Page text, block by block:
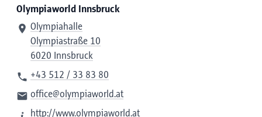
Olympiaworld Innsbruck
Olympiahalle
Olympiastraße 10
6020 Innsbruck
+43 512 / 33 83 80
office@olympiaworld.at
http://www.olympiaworld.at